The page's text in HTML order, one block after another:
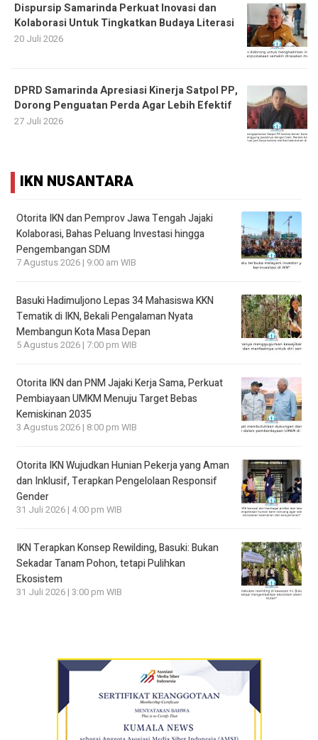
Dispursip Samarinda Perkuat Inovasi dan
Kolaborasi Untuk Tingkatkan Budaya Literasi
20 Juli 2026
DPRD Samarinda Apresiasi Kinerja Satpol PP,
Dorong Penguatan Perda Agar Lebih Efektif
27 Juli 2026
IKN NUSANTARA
Otorita IKN dan Pemprov Jawa Tengah Jajaki
Kolaborasi, Bahas Peluang Investasi hingga
Pengembangan SDM
7 Agustus 2026 | 9:00 am WIB
Basuki Hadimuljono Lepas 34 Mahasiswa KKN
Tematik di IKN, Bekali Pengalaman Nyata
Membangun Kota Masa Depan
5 Agustus 2026 | 7:00 pm WIB
Otorita IKN dan PNM Jajaki Kerja Sama, Perkuat
Pembiayaan UMKM Menuju Target Bebas
Kemiskinan 2035
3 Agustus 2026 | 8:00 pm WIB
Otorita IKN Wujudkan Hunian Pekerja yang Aman
dan Inklusif, Terapkan Pengelolaan Responsif
Gender
31 Juli 2026 | 4:00 pm WIB
IKN Terapkan Konsep Rewilding, Basuki: Bukan
Sekadar Tanam Pohon, tetapi Pulihkan
Ekosistem
31 Juli 2026 | 3:00 pm WIB